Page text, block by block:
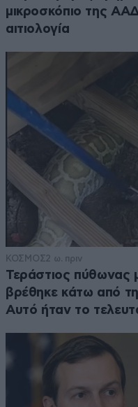
μικροσκόπιο της
αιτιολογία
ΚΟΣΜΟΣ2 ω. πριν
Τεράστιος πύθωνας
βρέθηκε κάτω από
Αυτό ήταν το